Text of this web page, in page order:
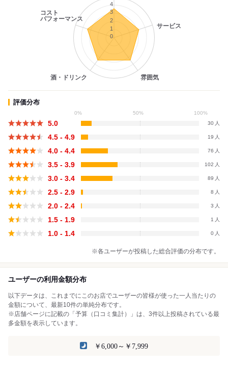
0
1
2
3
4
サービス
雰囲気
酒・ドリンク
コスト
パフォーマンス
評価分布
0% 50% 100%
5.0 30
4.5 - 4.9 19
4.0 - 4.4 76
3.5 - 3.9 102
3.0 - 3.4 89
2.5 - 2.9 8
2.0 - 2.4 3
1.5 - 1.9 1
1.0 - 1.4 0
※各ユーザーが投稿した総合評価の分布です。
ユーザーの利用金額分布
以下データは、これまでにこのお店でユーザーの皆様が使った一人当たりの
金額について、最新10件の単純分布です。
※店舗ページに記載の「予算（口コミ集計）」は、3件以上投稿されている最
多金額を表示しています。
￥6,000～￥7,999